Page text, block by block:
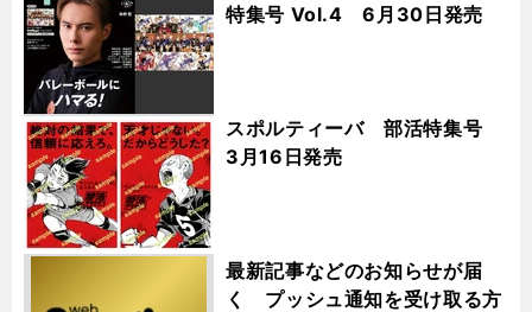
特集号 Vol.4 6月30日発売
スポルティーバ 部活特集号
3月16日発売
最新記事などのお知らせが届
く プッシュ通知を受け取る方